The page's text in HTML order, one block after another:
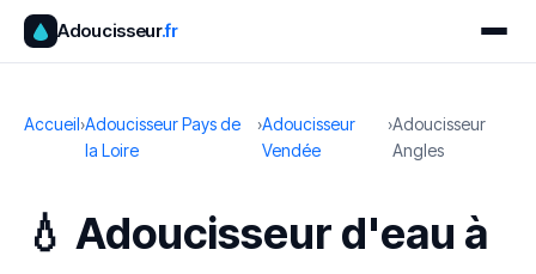
Adoucisseur.fr
Accueil›Adoucisseur Pays de
la Loire
›Adoucisseur
Vendée
›Adoucisseur
Angles
💧 Adoucisseur d'eau à